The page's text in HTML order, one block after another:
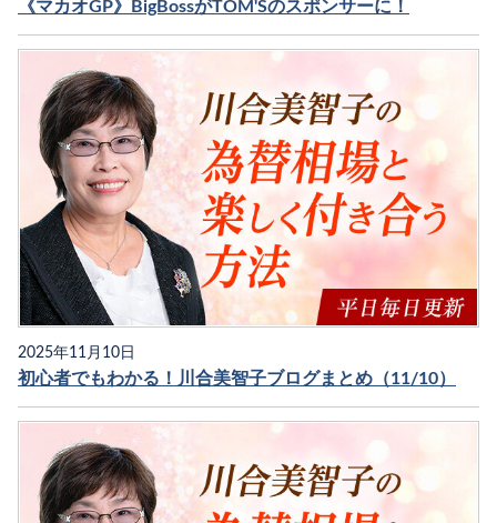
《マカオGP》BigBossがTOM'Sのスポンサーに！
2025年11月10日
初心者でもわかる！川合美智子ブログまとめ（11/10）